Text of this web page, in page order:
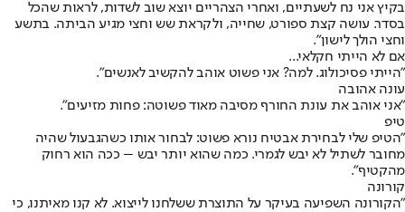
בקיץ אני נח לשעתיים, ואחרי הצהריים יוצא שוב לשדות, לראות שהכל
בסדר. עושה קצת ספורט, שחייה, ולקראת שש וחצי מגיע הביתה. בתשע
וחצי הולך לישון".
אם לא הייתי חקלאי...
"הייתי פסיכולוג. למה? אני פשוט אוהב להקשיב לאנשים".
עונה אהובה
"אני אוהב את עונת החורף מסיבה מאוד פשוטה: פחות מזיעים".
טיפ
"הטיפ שלי לבחירת אבטיח נורא פשוט: לבחור אותו כשהגבעול שהיה
מחובר לשתיל לא יבש לגמרי. כמה שהוא יותר יבש – ככה הוא רחוק
מהקטיף".
קורונה
"הקורונה השפיעה בעיקר על התוצרת ששלחנו לייצוא. לא קנו מאיתנו, כי